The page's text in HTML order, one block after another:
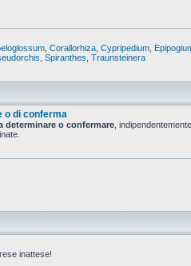
Corallorhiza Cypripedium
Spiranthes Traunsteinera
o di conferma
determinare o confermare ,
inattese!